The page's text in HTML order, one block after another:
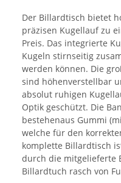
Der Billardtisch bietet
präzisen Kugellauf zu
Preis. Das integrierte
Kugeln stirnseitig
werden können. Die
sind höhenverstellbar
absolut ruhigen
Optik geschützt. Die
bestehenaus Gummi
welche für den
komplette Billardtisch
durch die mitgelieferte
Billardtuch rasch von